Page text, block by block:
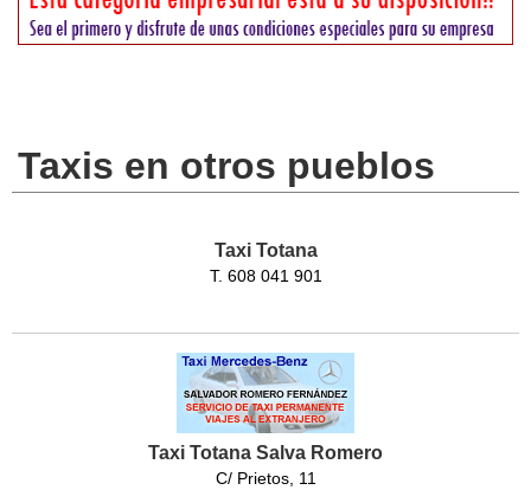
Taxis en otros pueblos
Taxi Totana
T. 608 041 901
Taxi Totana Salva Romero
C/ Prietos, 11